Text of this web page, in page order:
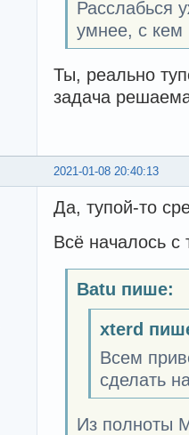
Расслабься
умнее, с кем
Ты, реально
задача
2021-01-08 20:40:13
Да, тупой-то
Всё началось с
Batu пише:
xterd
Всем
сделать
Из полноты